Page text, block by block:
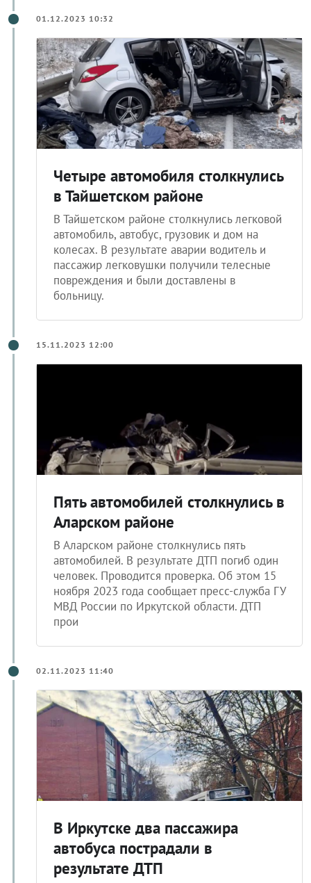
01.12.2023 10:32
Четыре автомобиля столкнулись
в Тайшетском районе
В Тайшетском районе столкнулись легковой
автомобиль, автобус, грузовик и дом на
колесах. В результате аварии водитель и
пассажир легковушки получили телесные
повреждения и были доставлены в
больницу.
15.11.2023 12:00
Пять автомобилей столкнулись в
Аларском районе
В Аларском районе столкнулись пять
автомобилей. В результате ДТП погиб один
человек. Проводится проверка. Об этом 15
ноября 2023 года сообщает пресс-служба ГУ
МВД России по Иркутской области. ДТП
прои
02.11.2023 11:40
В Иркутске два пассажира
автобуса пострадали в
результате ДТП